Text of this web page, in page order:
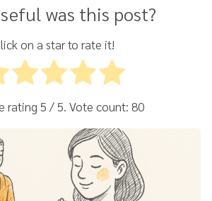
was this post?
on a star to rate it!
rating 5 / 5. Vote count: 80